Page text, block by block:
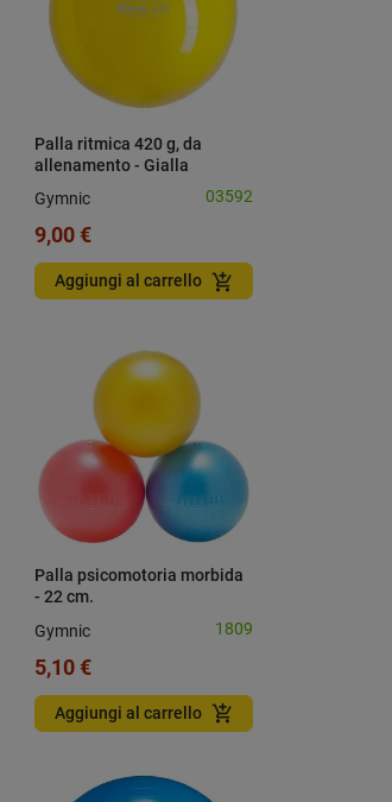
Palla ritmica 420 g, da
allenamento - Gialla
Gymnic 03592
9,00 €
Aggiungi al carrello add_shopping_cart
Palla psicomotoria morbida
- 22 cm.
Gymnic 1809
5,10 €
Aggiungi al carrello add_shopping_cart